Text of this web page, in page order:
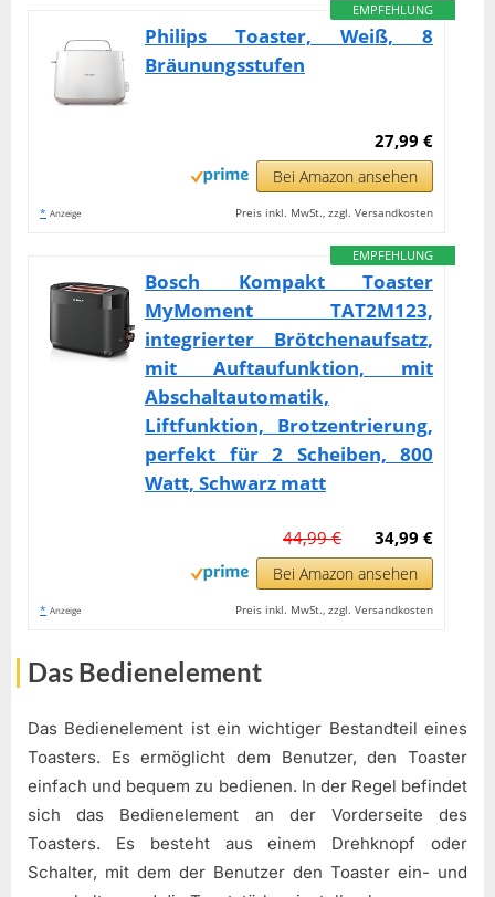
EMPFEHLUNG
Philips Toaster, Weiß, 8
Bräunungsstufen
27,99 €
Bei Amazon ansehen
* Anzeige Preis inkl. MwSt., zzgl. Versandkosten
EMPFEHLUNG
Bosch Kompakt Toaster
MyMoment TAT2M123,
integrierter Brötchenaufsatz,
mit Auftaufunktion, mit
Abschaltautomatik,
Liftfunktion, Brotzentrierung,
perfekt für 2 Scheiben, 800
Watt, Schwarz matt
34,99 €
44,99 €
Bei Amazon ansehen
* Anzeige Preis inkl. MwSt., zzgl. Versandkosten
Das Bedienelement
Das Bedienelement ist ein wichtiger Bestandteil eines
Toasters. Es ermöglicht dem Benutzer, den Toaster
einfach und bequem zu bedienen. In der Regel befindet
sich das Bedienelement an der Vorderseite des
Toasters. Es besteht aus einem Drehknopf oder
Schalter, mit dem der Benutzer den Toaster ein- und